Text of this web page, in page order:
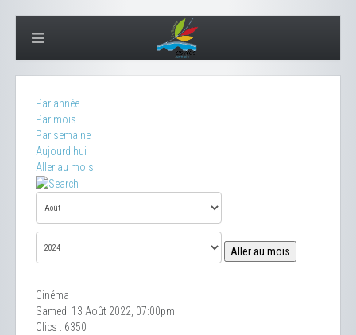
Par année
Par mois
Par semaine
Aujourd'hui
Aller au mois
Aller au mois
Cinéma
Samedi 13 Août 2022, 07:00pm
Clics : 6350